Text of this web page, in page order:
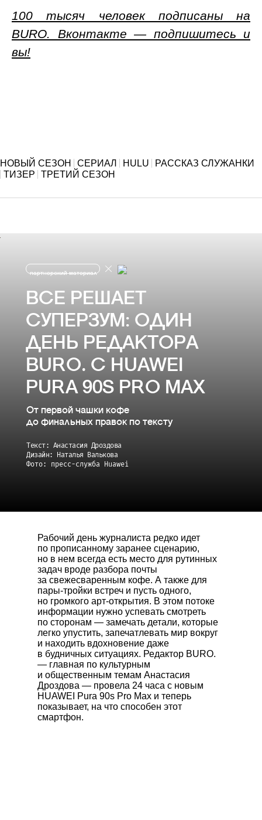
100 тысяч человек подписаны на
BURO. Вконтакте — подпишитесь и
вы!
НОВЫЙ СЕЗОН СЕРИАЛ HULU
РАССКАЗ СЛУЖАНКИ
ТИЗЕР
ТРЕТИЙ СЕЗОН
партнерский материал
ВСЕ РЕШАЕТ
СУПЕРЗУМ: ОДИН
ДЕНЬ РЕДАКТОРА
BURO. С HUAWEI
PURA 90S PRO MAX
От первой чашки кофе
до финальных правок по тексту
Текст: Анастасия Дроздова
Дизайн: Наталья Валькова
Фото: пресс-служба Huawei
Рабочий день журналиста редко идет
по прописанному заранее сценарию,
но в нем всегда есть место для рутинных
задач вроде разбора почты
за свежесваренным кофе. А также для
пары-тройки встреч и пусть одного,
но громкого арт-открытия. В этом потоке
информации нужно успевать смотреть
по сторонам — замечать детали, которые
легко упустить, запечатлевать мир вокруг
и находить вдохновение даже
в будничных ситуациях. Редактор BURO.
— главная по культурным
и общественным темам Анастасия
Дроздова — провела 24 часа с новым
HUAWEI Pura 90s Pro Max и теперь
показывает, на что способен этот
смартфон.